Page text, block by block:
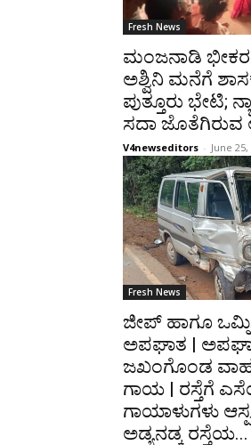
Fresh News
ಮಂಜನಾಡಿ ಭೀಕರ
ಅಶ್ವಿನಿ ಮನೆಗೆ
ಪುತ್ತೂರು ಭೇಟಿ;
ಸದಾ
V4newseditors - June 25,
Fresh News
ಜೀಪ್ ಹಾಗೂ
ಅಪಘಾತ |
ಜಖಂಗೊಂಡ
ಗಾಯ | ರಸ್ತೆಗೆ
ಗಾಯಾಳುಗಳು
ಅಡ್ಯನಡ್ಕ ರಸ್ತೆಯ...